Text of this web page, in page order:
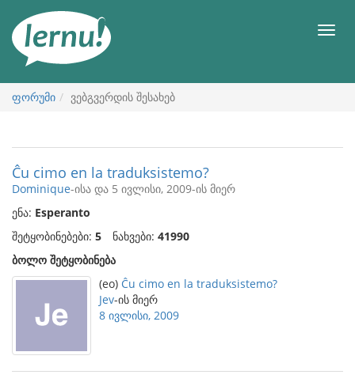
ნახვა
მენიუ
ფორუმი ვებგვერდის შესახებ
Ĉu cimo en la traduksistemo?
Dominique-ისა და 5 ივლისი, 2009-ის მიერ
ენა: Esperanto
შეტყობინებები: 5 ნახვები: 41990
ბოლო შეტყობინება
(eo) Ĉu cimo en la traduksistemo?
Jev-ის მიერ
8 ივლისი, 2009